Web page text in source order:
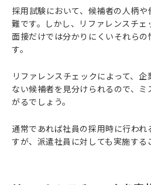
採用試験において、候補者の人柄
難です。しかし、リファレンスチ
面接だけでは分かりにくいそれら
す。
リファレンスチェックによって、
ない候補者を見分けられるので、
がるでしょう。
通常であれば社員の採用時に行わ
すが、派遣社員に対しても実施する